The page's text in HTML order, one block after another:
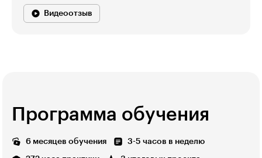
Видеоотзыв
Программа обучения
6 месяцев обучения 3-5 часов в неделю